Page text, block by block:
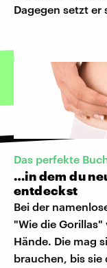
Dagegen setzt er
Das perfekte
…in dem du
entdeckst
Bei der
"Wie die Gorillas"
Hände. Die mag
brauchen, bis sie